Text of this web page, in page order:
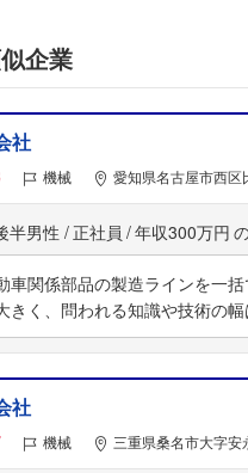
企業
社
機械 愛知県名古屋市西
半男性 正社員 年収300万円
車関係部品の製造ラインを一
きく、問われる知識や技術の
社
機械 三重県桑名市大字